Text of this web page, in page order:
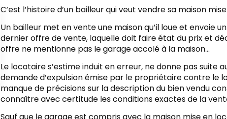
C’est l’histoire d’un bailleur qui veut vendre sa maison
Un bailleur met en vente une maison qu’il loue et envoie
dernier offre de vente, laquelle doit faire état du prix et
offre ne mentionne pas le garage accolé à la maison…
Le locataire s’estime induit en erreur, ne donne pas suite
demande d’expulsion émise par le propriétaire contre le
manque de précisions sur la description du bien vendu
connaître avec certitude les conditions exactes de la